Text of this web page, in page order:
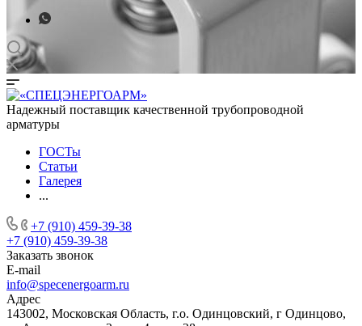
Надежный поставщик качественной трубопроводной
арматуры
ГОСТы
Статьи
Галерея
...
+7 (910) 459-39-38
+7 (910) 459-39-38
Заказать звонок
E-mail
info@specenergoarm.ru
Адрес
143002, Московская Область, г.о. Одинцовский, г Одинцово,